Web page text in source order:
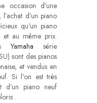
occasion d’une
d’un piano
qu’un piano
et au même prix.
Yamaha série
sont des pianos
et vendus en
Si l’on est très
d’un piano neuf
.